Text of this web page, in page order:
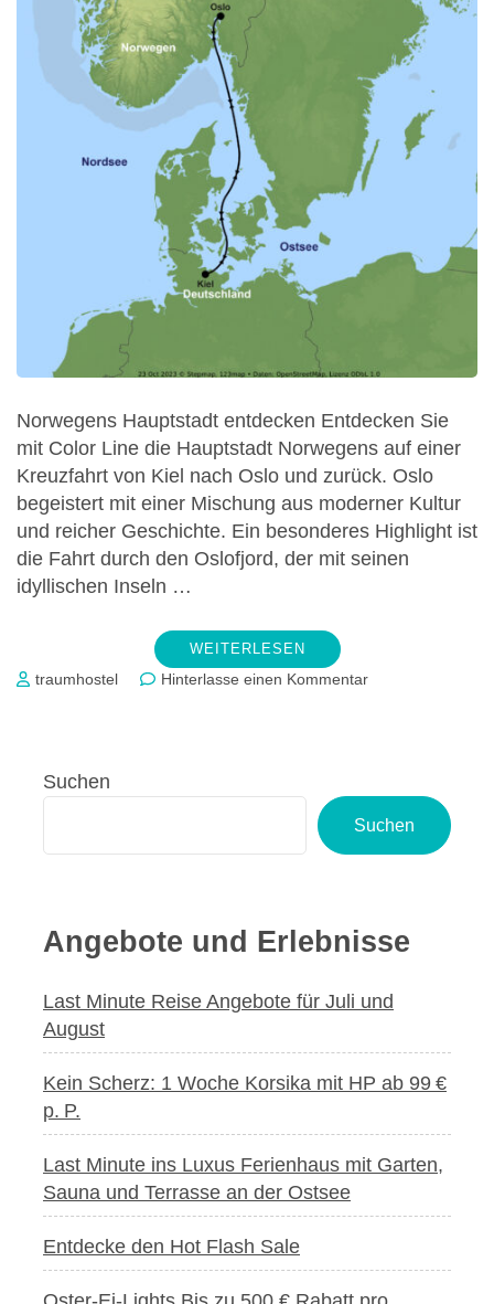
Norwegens Hauptstadt entdecken Entdecken Sie
mit Color Line die Hauptstadt Norwegens auf einer
Kreuzfahrt von Kiel nach Oslo und zurück. Oslo
begeistert mit einer Mischung aus moderner Kultur
und reicher Geschichte. Ein besonderes Highlight ist
die Fahrt durch den Oslofjord, der mit seinen
idyllischen Inseln …
WEITERLESEN
traumhostel Hinterlasse einen Kommentarzu
Oslo-
Kiel
zum
Preis
Innenkabine
Suchen
Suchen
Angebote und Erlebnisse
Last Minute Reise Angebote für Juli und
August
Kein Scherz: 1 Woche Korsika mit HP ab 99 €
p. P.
Last Minute ins Luxus Ferienhaus mit Garten,
Sauna und Terrasse an der Ostsee
Entdecke den Hot Flash Sale